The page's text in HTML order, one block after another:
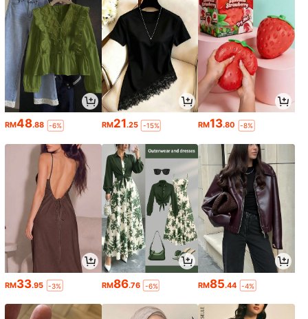
RM48.88 -6% RM21.25 -15% RM13.80 -8%
RM33.95 -3% RM86.76 -6% RM85.44 -4%